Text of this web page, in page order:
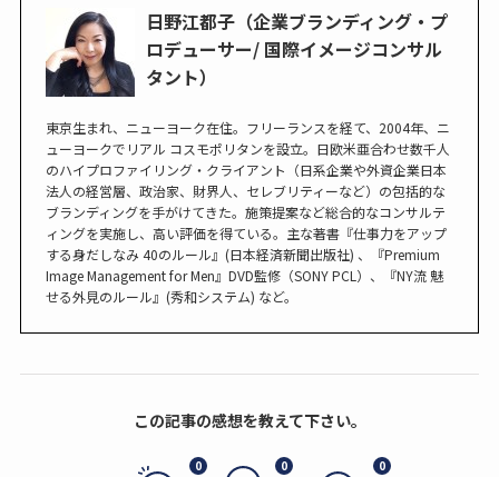
日野江都子（企業ブランディング・プ
ロデューサー/ 国際イメージコンサル
タント）
東京生まれ、ニューヨーク在住。フリーランスを経て、2004年、ニ
ューヨークでリアル コスモポリタンを設立。日欧米亜合わせ数千人
のハイプロファイリング・クライアント（日系企業や外資企業日本
法人の経営層、政治家、財界人、セレブリティーなど）の包括的な
ブランディングを手がけてきた。施策提案など総合的なコンサルテ
ィングを実施し、高い評価を得ている。主な著書『仕事力をアップ
する身だしなみ 40のルール』(日本経済新聞出版社) 、『Premium
Image Management for Men』DVD監修（SONY PCL）、『NY流 魅
せる外見のルール』(秀和システム) など。
この記事の感想を教えて下さい。
0 0 0